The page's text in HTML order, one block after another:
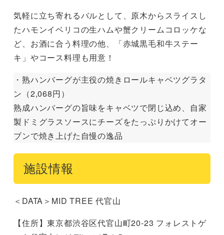
気軽に立ち寄れるバルとして、原木からスライスし
たハモンイベリコの生ハムや蟹クリームコロッケな
ど、お酒に合う料理の他、「赤城黒毛和牛ステー
キ」やコース料理も用意！
・熟ハンバーグが主役の焼きロールキャベツグラタ
ン（2,068円）
熟成ハンバーグの旨味をキャベツで閉じ込め、自家
製ドミグラスソースにチーズをたっぷりかけてオー
ブンで焼き上げた自慢の逸品
施設情報
＜DATA＞MID TREE 代官山
【住所】東京都渋谷区代官山町20-23 フォレストゲ